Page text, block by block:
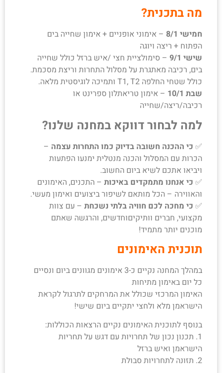
מה בתכנית?
חמישי 8/1
– אימוני אופניים + אימון שחייה בים
הפתוח + ריצה ויוגה
שישי 9/1
– סימולציית חצי /איש ברזל כולל שחייה
בים, רכיבה מאתגרת על מסלול התחרות וריצת מסכמת.
כולל שטחי החלפה T1, T2 ותמיכה לוגיסטית מלאה.
שבת 10/1
– אימון טריאתלון ספרינט או
רכיבה/ריצה/שחייה
למה לבחור דווקא במחנה שלנו?
✅ כי ההכנה חשובה בדיוק כמו התחרות עצמה –
הכרות עם המסלול והכנה מנטלית ימנעו הפתעות
ויביאו אתכם לשיא ביום החשוב.
✅ כי אנחנו מתמקדים באיכות – התכנים, האימונים
והאווירה – הכל מותאם לשיפור ביצועים ואימון מעשי.
✅ כי מחכה לכם חוויה בלתי נשכחת – עם צוות
מקצועי, חברים וותיקיםוחדשים, והרגשה שאתם
מוכנים יותר מתמיד!
תוכנית האימונים
במהלך המחנה נקיים כ-3 אימונים מגוונים ביום ונסיים
כל יום באימון מתיחות
האימון המרכזי שכולל את המרחקים לתרגול לקראת
הישראמן מלא ולחצי יתקיים ביום שישי!
בנוסף לתוכנית האימונים נקיים הרצאות הכוללות:
1. תכנון נכון של תחרויות עם דגש על תחריות
הישראמן ואיש ברזל
2. תזונה לתחרויות סבולת